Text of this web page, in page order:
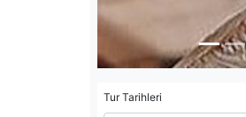
Tur Tarihleri